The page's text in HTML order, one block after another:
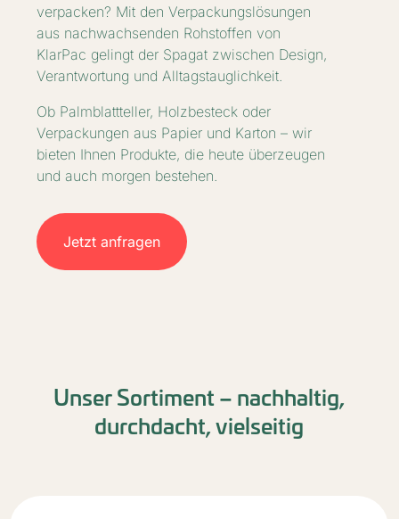
verpacken? Mit den Verpackungslösungen
aus nachwachsenden Rohstoffen von
KlarPac gelingt der Spagat zwischen Design,
Verantwortung und Alltagstauglichkeit.
Ob Palmblattteller, Holzbesteck oder
Verpackungen aus Papier und Karton – wir
bieten Ihnen Produkte, die heute überzeugen
und auch morgen bestehen.
Jetzt anfragen
Unser Sortiment – nachhaltig,
durchdacht, vielseitig